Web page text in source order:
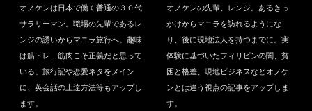
オノケンは日本で働く普通の３０代
サラリーマン。職場の先輩であるレ
ンジの誘いからマニラ旅行へ。趣味
は筋トレ、筋肉こそ正義だと思って
いる。旅行記や恋愛ネタをメイン
に、英会話の上達方法等もアップし
ます。
オノケンの先輩、レンジ。あるきっ
かけからマニラを訪れるようにな
り、後に現地法人を持つまでに。実
体験に基づいたフィリピンの闇、貧
困と格差、現地ビジネスなどオノケ
ンとは違う視点の記事をアップしま
す。